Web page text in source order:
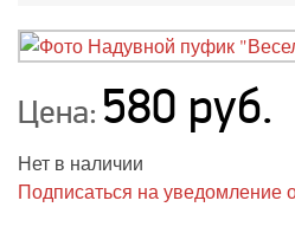
Цена: 580 руб.
Нет в наличии
Подписаться на уведомление